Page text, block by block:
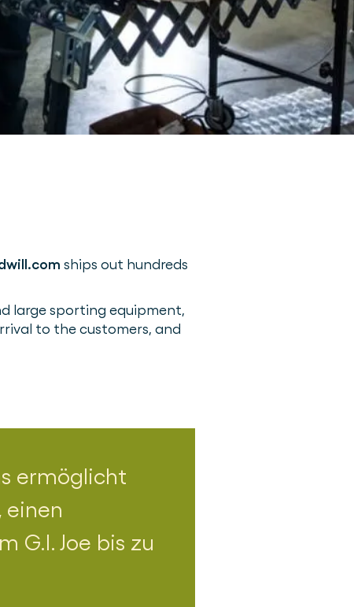
ships out hundreds
large sporting equipment,
to the customers, and
ermöglicht
einen
G.I. Joe bis zu